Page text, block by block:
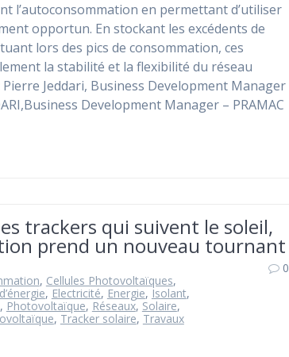
l’autoconsommation en permettant d’utiliser
opportun. En stockant les excédents de
lors des pics de consommation, ces
la stabilité et la flexibilité du réseau
Jeddari, Business Development Manager
Development Manager – PRAMAC
trackers qui suivent le soleil,
prend un nouveau tournant
, Cellules Photovoltaïques,
, Electricité, Energie, Isolant,
, Photovoltaïque, Réseaux, Solaire,
, Tracker solaire, Travaux
0